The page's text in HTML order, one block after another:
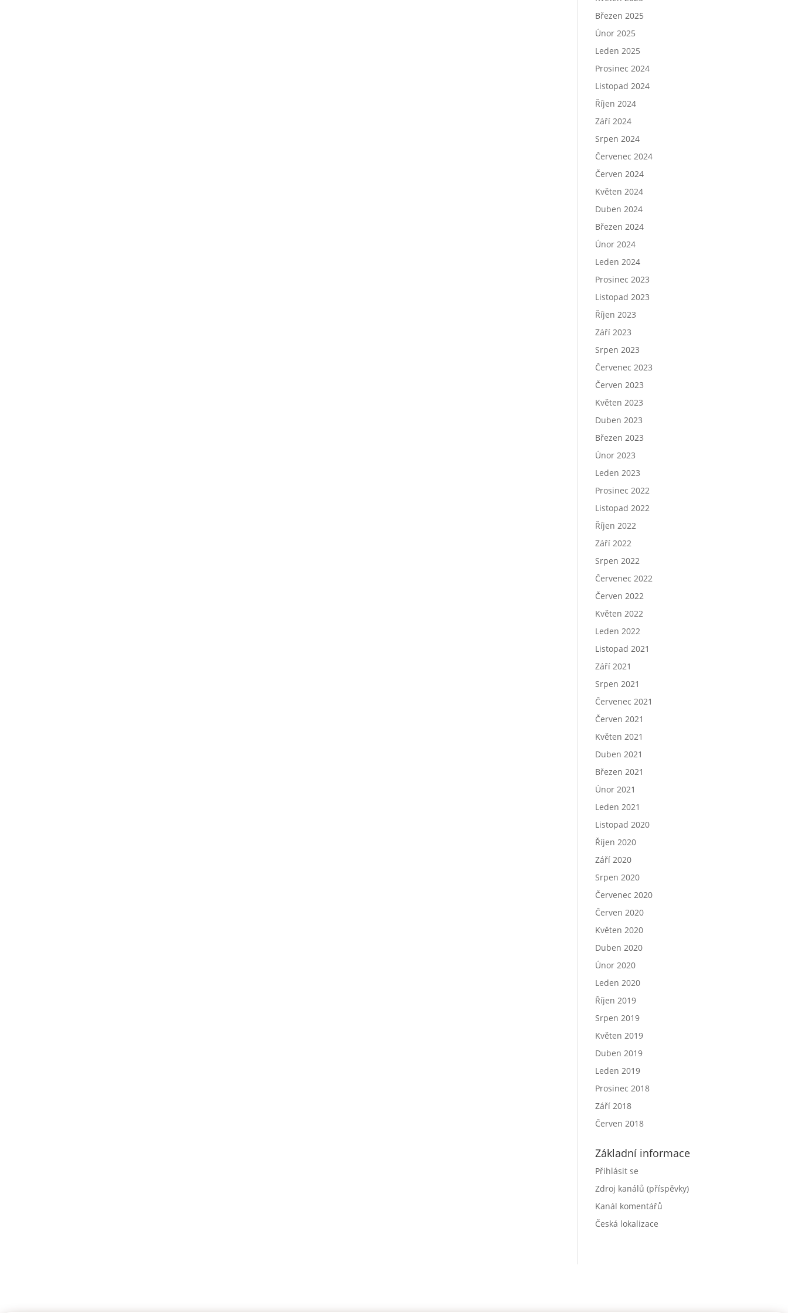
Březen 2025
Únor 2025
Leden 2025
Prosinec 2024
Listopad 2024
Říjen 2024
Září 2024
Srpen 2024
Červenec 2024
Červen 2024
Květen 2024
Duben 2024
Březen 2024
Únor 2024
Leden 2024
Prosinec 2023
Listopad 2023
Říjen 2023
Září 2023
Srpen 2023
Červenec 2023
Červen 2023
Květen 2023
Duben 2023
Březen 2023
Únor 2023
Leden 2023
Prosinec 2022
Listopad 2022
Říjen 2022
Září 2022
Srpen 2022
Červenec 2022
Červen 2022
Květen 2022
Leden 2022
Listopad 2021
Září 2021
Srpen 2021
Červenec 2021
Červen 2021
Květen 2021
Duben 2021
Březen 2021
Únor 2021
Leden 2021
Listopad 2020
Říjen 2020
Září 2020
Srpen 2020
Červenec 2020
Červen 2020
Květen 2020
Duben 2020
Únor 2020
Leden 2020
Říjen 2019
Srpen 2019
Květen 2019
Duben 2019
Leden 2019
Prosinec 2018
Září 2018
Červen 2018
Základní informace
Přihlásit se
Zdroj kanálů (příspěvky)
Kanál komentářů
Česká lokalizace